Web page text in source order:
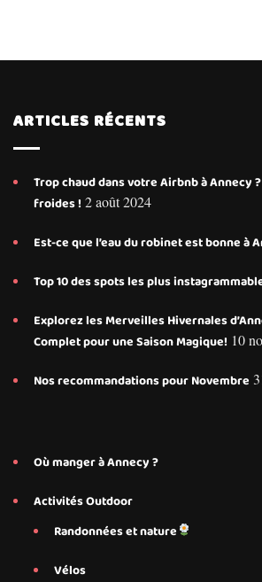
ARTICLES RÉCENTS
Trop chaud dans votre Airbnb à Annecy
froides ! 2 août 2024
Est-ce que l’eau du robinet est bonne à
Top 10 des spots les plus
Explorez les Merveilles Hivernales
Complet pour une Saison Magique! 10
Nos recommandations pour Novembre
Où manger à Annecy ?
Activités Outdoor
Randonnées et nature
Vélos